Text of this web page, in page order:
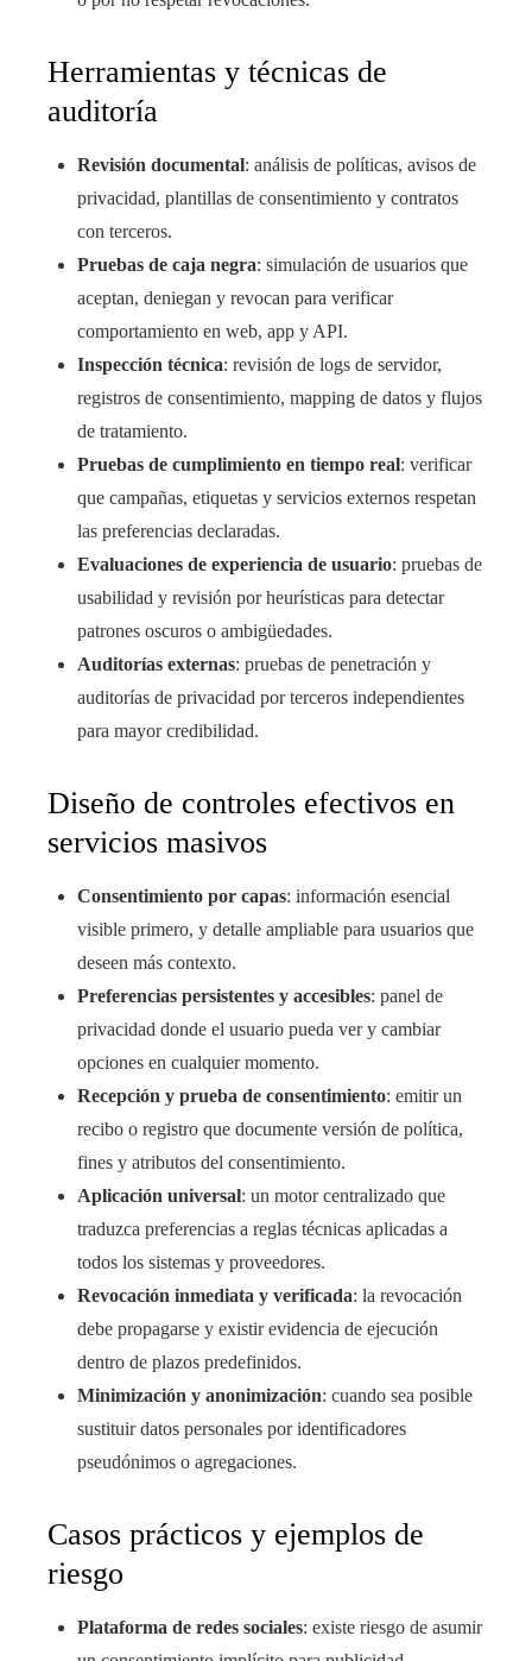
Herramientas y técnicas de
auditoría
Revisión documental: análisis de políticas, avisos de
privacidad, plantillas de consentimiento y contratos
con terceros.
Pruebas de caja negra: simulación de usuarios que
aceptan, deniegan y revocan para verificar
comportamiento en web, app y API.
Inspección técnica: revisión de logs de servidor,
registros de consentimiento, mapping de datos y flujos
de tratamiento.
Pruebas de cumplimiento en tiempo real: verificar
que campañas, etiquetas y servicios externos respetan
las preferencias declaradas.
Evaluaciones de experiencia de usuario: pruebas de
usabilidad y revisión por heurísticas para detectar
patrones oscuros o ambigüedades.
Auditorías externas: pruebas de penetración y
auditorías de privacidad por terceros independientes
para mayor credibilidad.
Diseño de controles efectivos en
servicios masivos
Consentimiento por capas: información esencial
visible primero, y detalle ampliable para usuarios que
deseen más contexto.
Preferencias persistentes y accesibles: panel de
privacidad donde el usuario pueda ver y cambiar
opciones en cualquier momento.
Recepción y prueba de consentimiento: emitir un
recibo o registro que documente versión de política,
fines y atributos del consentimiento.
Aplicación universal: un motor centralizado que
traduzca preferencias a reglas técnicas aplicadas a
todos los sistemas y proveedores.
Revocación inmediata y verificada: la revocación
debe propagarse y existir evidencia de ejecución
dentro de plazos predefinidos.
Minimización y anonimización: cuando sea posible
sustituir datos personales por identificadores
pseudónimos o agregaciones.
Casos prácticos y ejemplos de
riesgo
Plataforma de redes sociales: existe riesgo de asumir